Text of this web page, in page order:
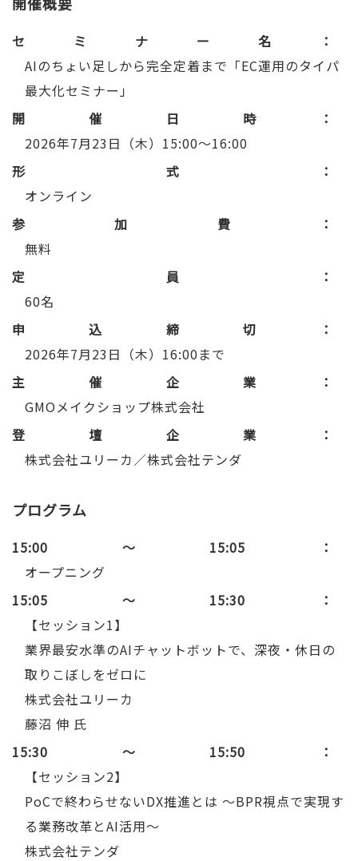
セミナー名
AIのちょい足しから完全定着まで「EC運用のタイパ
最大化セミナー」
開催日時
2026年7月23日（木）15:00～16:00
形式
オンライン
参加費
無料
定員
60名
申込締切
2026年7月23日（木）16:00まで
主催企業
GMOメイクショップ株式会社
登壇企業
株式会社ユリーカ／株式会社テンダ
プログラム
15:00～15:05
オープニング
15:05～15:30
【セッション1】
業界最安水準のAIチャットボットで、深夜・休日の
取りこぼしをゼロに
株式会社ユリーカ
藤沼 伸 氏
15:30～15:50
【セッション2】
PoCで終わらせないDX推進とは ～BPR視点で実現す
る業務改革とAI活用～
株式会社テンダ